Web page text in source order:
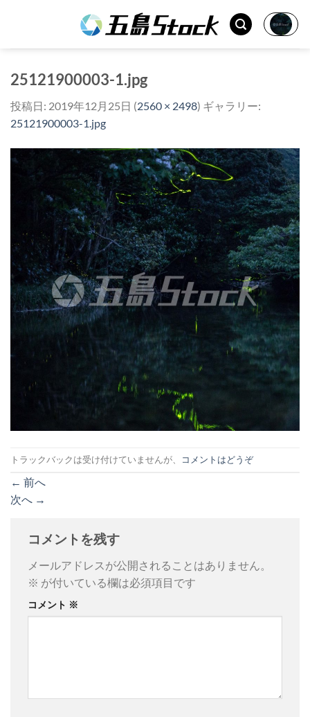
25121900003-1.jpg
投稿日: 2019年12月25日 (2560 × 2498) ギャラリー:
25121900003-1.jpg
トラックバックは受け付けていませんが、 コメントはどうぞ
← 前へ
次へ →
コメントを残す
メールアドレスが公開されることはありません。
※ が付いている欄は必須項目です
コメント ※